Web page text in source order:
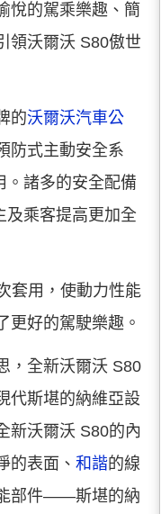
悅的駕乘樂趣、簡
領沃爾沃 S80傲世
的沃爾沃汽車公
防式主動安全系
。諸多的安全配備
及乘客提高更加全
套用，使動力性能
更好的駕駛樂趣。
，全新沃爾沃 S80
斯堪的納維亞設
新沃爾沃 S80的內
的表面、 和諧的線
部件——斯堪的納